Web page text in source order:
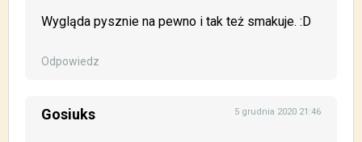
Wygląda pysznie na pewno i tak też smakuje. :D
Odpowiedz
Gosiuks 5 grudnia 2020 21:46